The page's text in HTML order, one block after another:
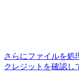
さらにファイルを処
クレジットを確認し